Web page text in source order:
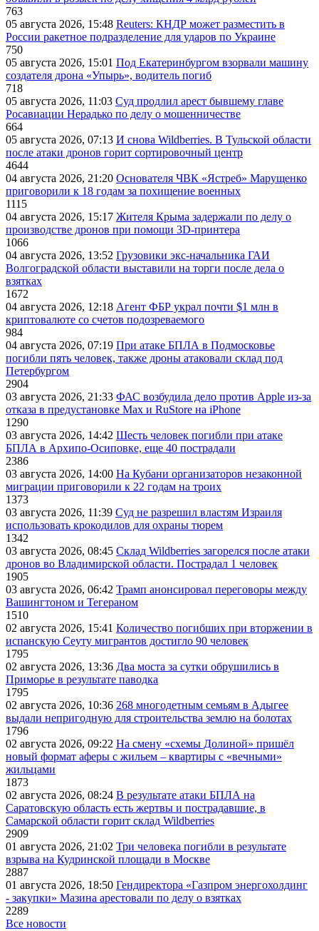
763
05 августа 2026, 15:48 Reuters: КНДР может разместить в
России ракетное подразделение для ударов по Украине
750
05 августа 2026, 15:01 Под Екатеринбургом взорвали машину
создателя дрона «Упырь», водитель погиб
718
05 августа 2026, 11:03 Суд продлил арест бывшему главе
Росавиации Нерадько по делу о мошенничестве
664
05 августа 2026, 07:13 И снова Wildberries. В Тульской области
после атаки дронов горит сортировочный центр
4644
04 августа 2026, 21:20 Основателя ЧВК «Ястреб» Марущенко
приговорили к 18 годам за похищение военных
1115
04 августа 2026, 15:17 Жителя Крыма задержали по делу о
производстве дронов при помощи 3D‑принтера
1066
04 августа 2026, 13:52 Грузовики экс-начальника ГАИ
Волгоградской области выставили на торги после дела о
взятках
1672
04 августа 2026, 12:18 Агент ФБР украл почти $1 млн в
криптовалюте со счетов подозреваемого
984
04 августа 2026, 07:19 При атаке БПЛА в Подмосковье
погибли пять человек, также дроны атаковали склад под
Петербургом
2904
03 августа 2026, 21:33 ФАС возбудила дело против Apple из-за
отказа в предустановке Max и RuStore на iPhone
1290
03 августа 2026, 14:42 Шесть человек погибли при атаке
БПЛА в Архипо-Осиповке, еще 40 пострадали
2386
03 августа 2026, 14:00 На Кубани организаторов незаконной
миграции приговорили к 22 годам на троих
1373
03 августа 2026, 11:39 Суд не разрешил властям Израиля
использовать крокодилов для охраны тюрем
1342
03 августа 2026, 08:45 Склад Wildberries загорелся после атаки
дронов во Владимирской области. Пострадал 1 человек
1905
03 августа 2026, 06:42 Трамп анонсировал переговоры между
Вашингтоном и Тегераном
1510
02 августа 2026, 15:41 Количество погибших при вторжении в
испанскую Сеуту мигрантов достигло 90 человек
1795
02 августа 2026, 13:36 Два моста за сутки обрушились в
Приморье в результате паводка
1795
02 августа 2026, 10:36 268 многодетным семьям в Адыгее
выдали непригодную для строительства землю на болотах
1796
02 августа 2026, 09:22 На смену «схемы Долиной» пришёл
новый формат аферы с жильем – квартиры с «вечными»
жильцами
1873
02 августа 2026, 08:24 В результате атаки БПЛА на
Саратовскую область есть жертвы и пострадавшие, в
Самарской области горит склад Wildberries
2909
01 августа 2026, 21:02 Три человека погибли в результате
взрыва на Кудринской площади в Москве
2887
01 августа 2026, 18:50 Гендиректора «Газпром энергохолдинг
- закупки» Мазина арестовали по делу о взятках
2289
Все новости